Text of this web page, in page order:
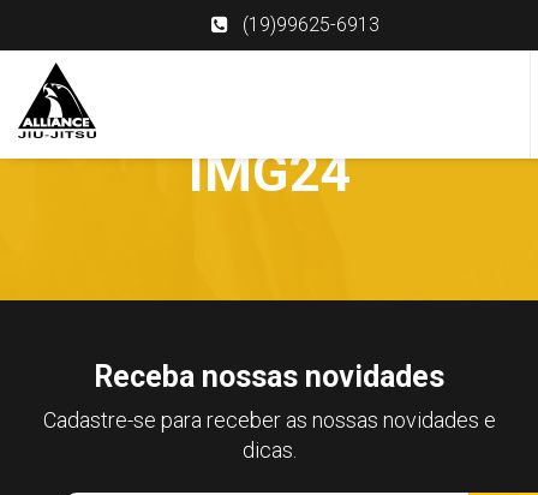
(19)99625-6913
IMG24
Receba nossas novidades
Cadastre-se para receber as nossas novidades e
dicas.